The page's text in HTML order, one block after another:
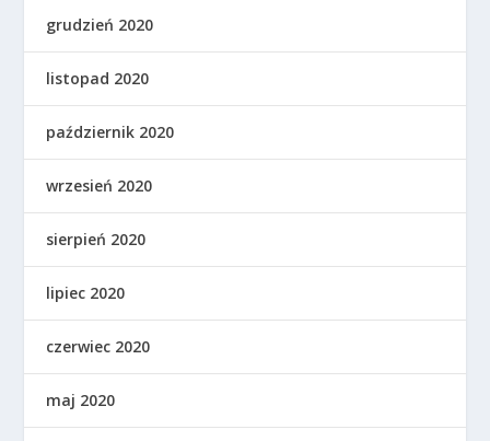
grudzień 2020
listopad 2020
październik 2020
wrzesień 2020
sierpień 2020
lipiec 2020
czerwiec 2020
maj 2020